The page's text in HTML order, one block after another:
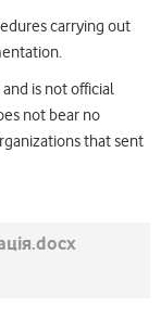
carrying out
is not official
not bear no
that sent